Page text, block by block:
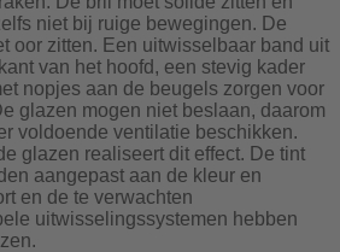
niet bij ruige bewegingen. De
oor zitten. Een uitwisselbaar band uit
van het hoofd, een stevig kader
nopjes aan de beugels zorgen voor
glazen mogen niet beslaan, daarom
voldoende ventilatie beschikken.
glazen realiseert dit effect. De tint
aangepast aan de kleur en
en de te verwachten
uitwisselingssystemen hebben